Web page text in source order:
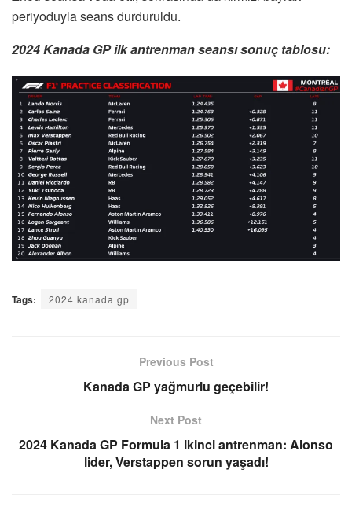
periyoduyla seans durduruldu.
2024 Kanada GP ilk antrenman seansı sonuç tablosu:
Tags: 2024 kanada gp
Previous Post
Kanada GP yağmurlu geçebilir!
Next Post
2024 Kanada GP Formula 1 ikinci antrenman: Alonso
lider, Verstappen sorun yaşadı!